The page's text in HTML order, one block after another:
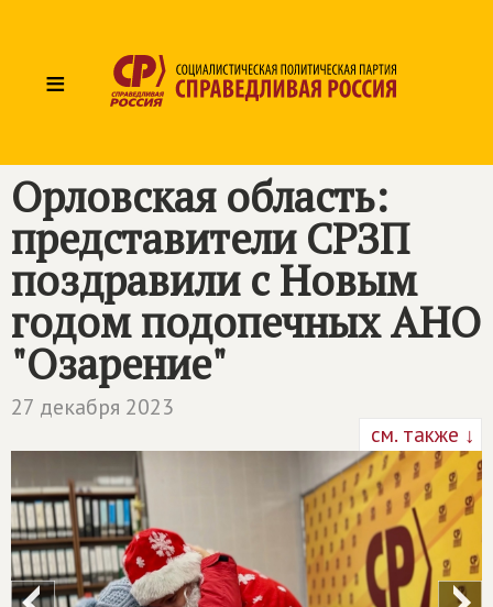
≡
Орловская область:
представители СРЗП
поздравили с Новым
годом подопечных АНО
"Озарение"
27 декабря 2023
см. также ↓